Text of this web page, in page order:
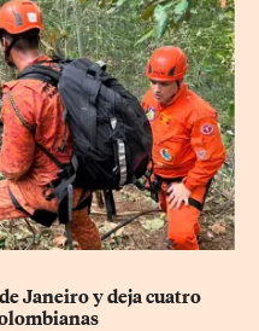
Janeiro y deja cuatro